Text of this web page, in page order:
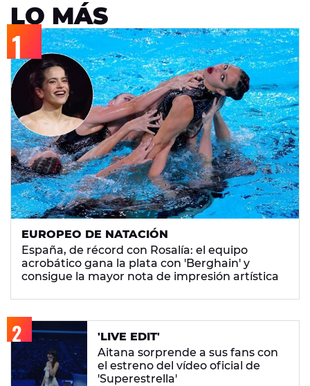
LO MÁS
EUROPEO DE NATACIÓN
España, de récord con Rosalía: el equipo
acrobático gana la plata con 'Berghain' y
consigue la mayor nota de impresión artística
'LIVE EDIT'
Aitana sorprende a sus fans con
el estreno del vídeo oficial de
'Superestrella'